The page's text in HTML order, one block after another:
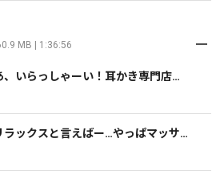
MB | 1:36:56
いらっしゃーい！耳かき専門店
うこそ！
ックスと言えばー…やっぱマッサ